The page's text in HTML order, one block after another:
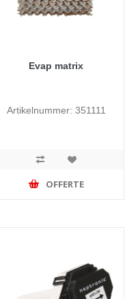
Evap matrix
Artikelnummer: 351111
OFFERTE